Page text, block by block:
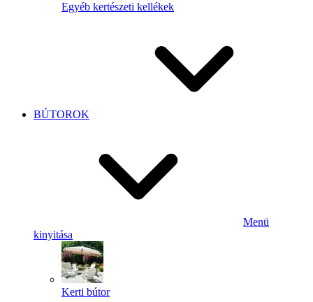
Egyéb kertészeti kellékek
BÚTOROK
Menü
kinyitása
Kerti bútor